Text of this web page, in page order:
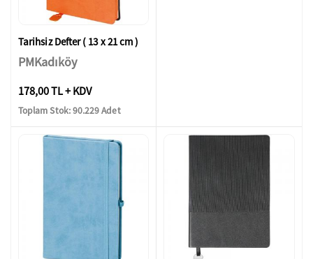
Tarihsiz Defter ( 13 x 21 cm )
PMKadıköy
178,00 TL + KDV
Toplam Stok: 90.229 Adet